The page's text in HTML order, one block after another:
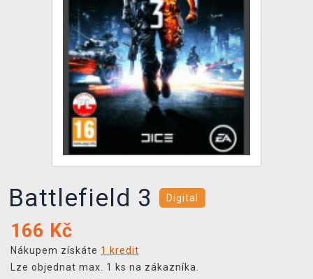
XZONE KLUB
TCG & BOARDGAME HUB
VÝKUP HER (BAZAR)
Battlefield 3 Digital
166 Kč
Nákupem získáte 1 kredit
Lze objednat max. 1 ks na zákazníka.